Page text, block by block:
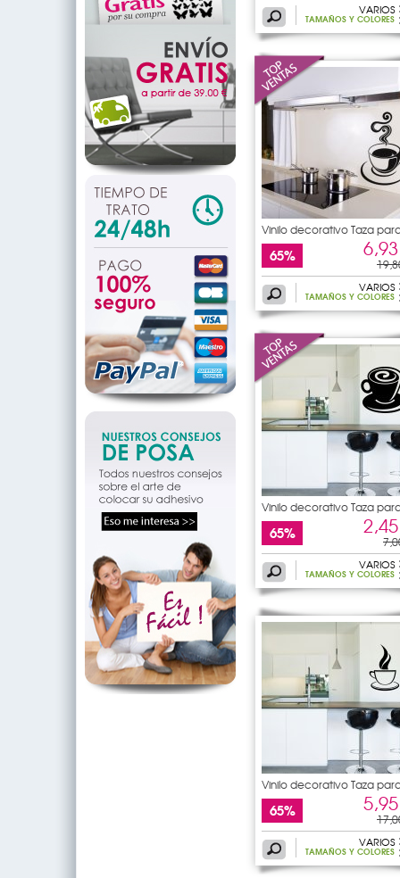
VARIOS
TAMAÑOS Y COLORES
Vinilo decorativo Taza
65%
VARIOS
TAMAÑOS Y COLORES
Vinilo decorativo Taza
65%
VARIOS
TAMAÑOS Y COLORES
Vinilo decorativo Taza
65%
VARIOS
TAMAÑOS Y COLORES